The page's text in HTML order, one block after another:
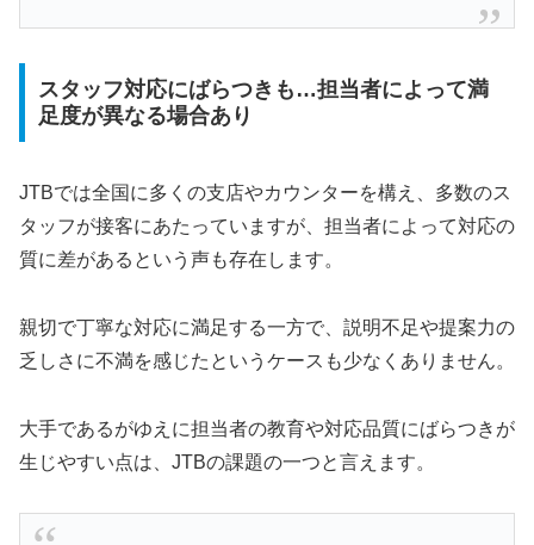
スタッフ対応にばらつきも…担当者によって満
足度が異なる場合あり
JTBでは全国に多くの支店やカウンターを構え、多数のス
タッフが接客にあたっていますが、担当者によって対応の
質に差があるという声も存在します。
親切で丁寧な対応に満足する一方で、説明不足や提案力の
乏しさに不満を感じたというケースも少なくありません。
大手であるがゆえに担当者の教育や対応品質にばらつきが
生じやすい点は、JTBの課題の一つと言えます。